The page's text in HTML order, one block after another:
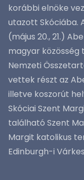
korábbi elnöke
utazott Skóciába.
(május 20., 21.)
magyar közösség
Nemzeti
vettek részt az
illetve koszorút
Skóciai Szent
található Szent
Margit katolikus
Edinburgh-i